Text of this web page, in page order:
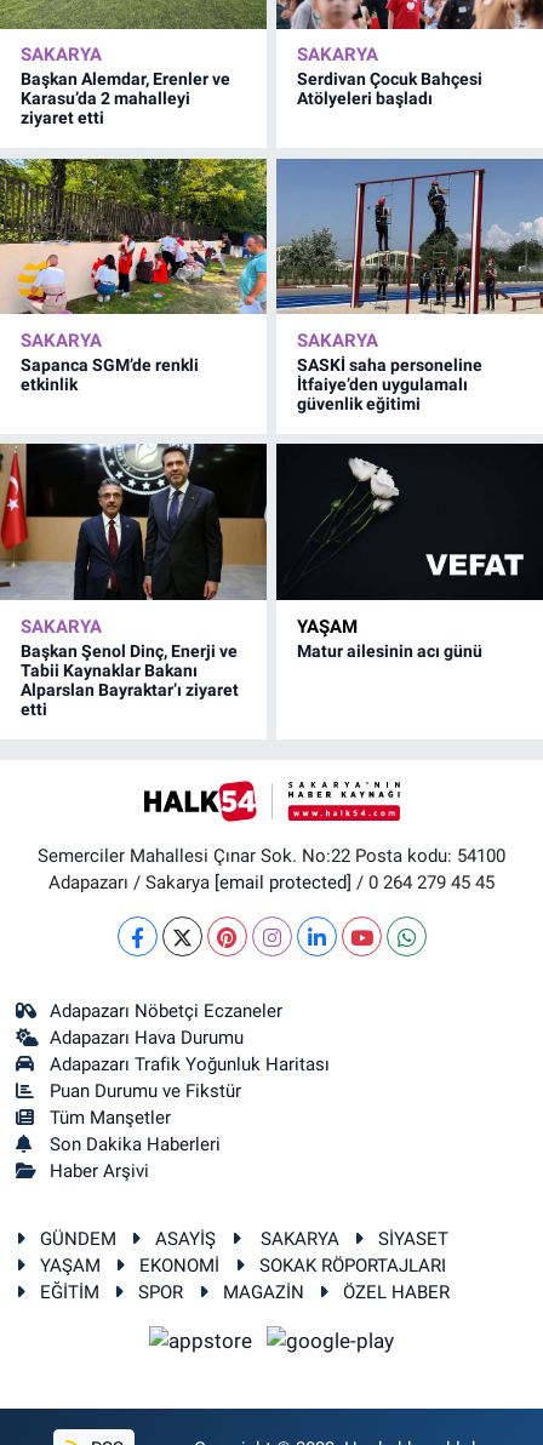
SAKARYA
Başkan Alemdar, Erenler ve
Karasu’da 2 mahalleyi
ziyaret etti
SAKARYA
Serdivan Çocuk Bahçesi
Atölyeleri başladı
SAKARYA
Sapanca SGM’de renkli
etkinlik
SAKARYA
SASKİ saha personeline
İtfaiye’den uygulamalı
güvenlik eğitimi
SAKARYA
Başkan Şenol Dinç, Enerji ve
Tabii Kaynaklar Bakanı
Alparslan Bayraktar’ı ziyaret
etti
YAŞAM
Matur ailesinin acı günü
Semerciler Mahallesi Çınar Sok. No:22 Posta kodu: 54100
Adapazarı / Sakarya [email protected] / 0 264 279 45 45
Adapazarı Nöbetçi Eczaneler
Adapazarı Hava Durumu
Adapazarı Trafik Yoğunluk Haritası
Puan Durumu ve Fikstür
Tüm Manşetler
Son Dakika Haberleri
Haber Arşivi
GÜNDEM ASAYİŞ SAKARYA
SİYASET
YAŞAM
EKONOMİ
SOKAK RÖPORTAJLARI
EĞİTİM
SPOR MAGAZİN ÖZEL HABER